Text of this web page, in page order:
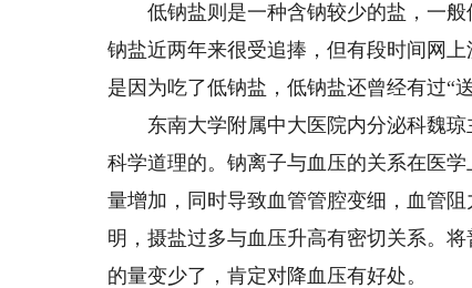
低钠盐则是一种含钠较少的盐，一般
钠盐近两年来很受追捧，但有段时间网
是因为吃了低钠盐，低钠盐还曾经有过“
东南大学附属中大医院内分泌科魏琼
科学道理的。钠离子与血压的关系在医
量增加，同时导致血管管腔变细，血管
明，摄盐过多与血压升高有密切关系。
的量变少了，肯定对降血压有好处。